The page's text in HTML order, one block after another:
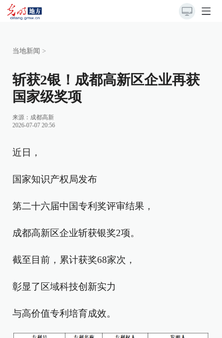
当地新闻 >
斩获2银！成都高新区企业再获
国家级奖项
来源： 成都高新
2026-07-07 20:56
近日，
国家知识产权局发布
第二十六届中国专利奖评审结果，
成都高新区企业斩获银奖2项。
截至目前，累计获奖68家次，
彰显了区域科技创新实力
与高价值专利培育成效。